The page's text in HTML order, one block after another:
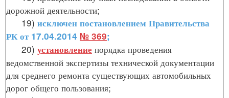
дорожной деятельности;
19) исключен постановлением Правительства
РК от 17.04.2014 № 369;
20) установление порядка проведения
ведомственной экспертизы технической документации
для среднего ремонта существующих автомобильных
дорог общего пользования;